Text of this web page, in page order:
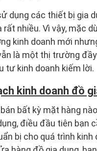
dụng các thiết bị gia
rất nhiều. Vì vậy, mặc
kinh doanh mới
là một thị trường
tư kinh doanh kiếm lời.
kinh doanh đồ
bất kỳ mặt hàng
điều đầu tiên bạn
bị cho quá trình kinh